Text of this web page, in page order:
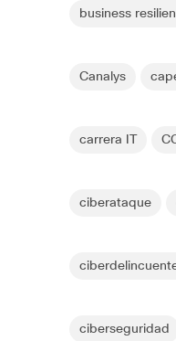
business
Canalys
carrera IT
ciberataque
ciberseguridad